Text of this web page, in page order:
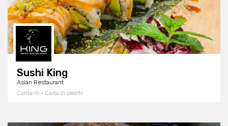
Sushi King
Asian Restaurant
Contanti · Carta di credito